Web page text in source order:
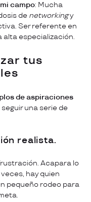
campo: Mucha
de networkingy
Ser referente en
especialización.
tus
de aspiraciones
una serie de
realista.
Acapara lo
hay quien
pequeño rodeo para